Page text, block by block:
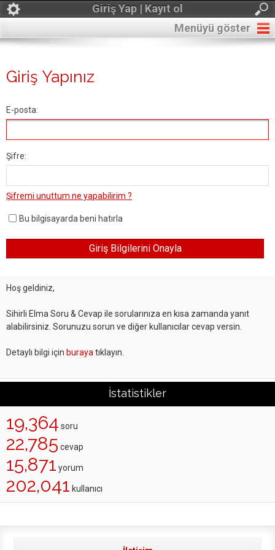
Giriş Yap | Kayıt ol
Menüyü göster
Giriş Yapınız
E-posta:
Şifre:
Şifremi unuttum ne yapabilirim ?
Bu bilgisayarda beni hatırla
Hoş geldiniz,
Sihirli Elma Soru & Cevap ile sorularınıza en kısa zamanda yanıt
alabilirsiniz. Sorunuzu sorun ve diğer kullanıcılar cevap versin.
Detaylı bilgi için buraya tıklayın.
İstatistikler
19,364 soru
22,785 cevap
15,871 yorum
202,041 kullanıcı